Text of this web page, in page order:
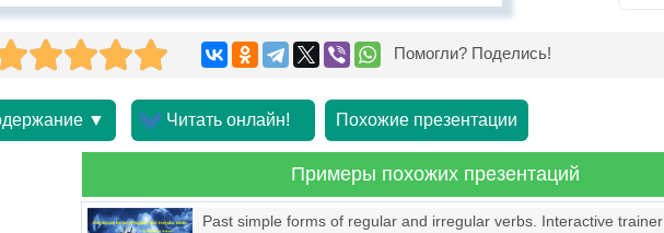
Помогли? Поделись!
▼ Читать онлайн! Похожие презентации
Примеры похожих презентаций
Past simple forms of regular and irregular verbs. Interactive trainer